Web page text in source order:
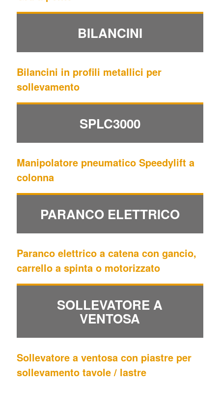
BILANCINI
Bilancini in profili metallici per
sollevamento
SPLC3000
Manipolatore pneumatico Speedylift a
colonna
PARANCO ELETTRICO
Paranco elettrico a catena con gancio,
carrello a spinta o motorizzato
SOLLEVATORE A
VENTOSA
Sollevatore a ventosa con piastre per
sollevamento tavole / lastre